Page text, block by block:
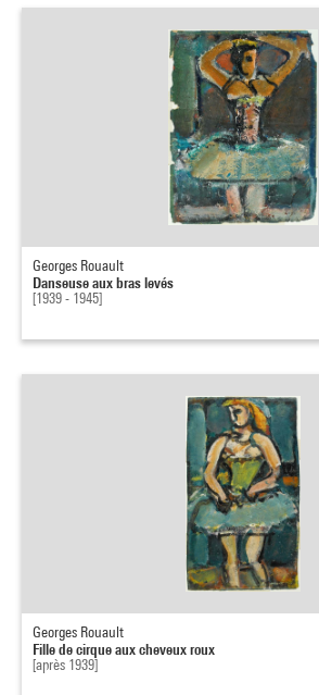
Georges Rouault
Danseuse aux bras levés
[1939 - 1945]
Georges Rouault
Fille de cirque aux cheveux roux
[après 1939]